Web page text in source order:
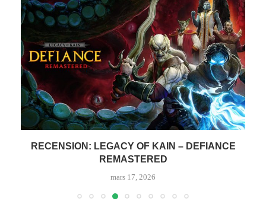
RECENSION: PLANET OF LANA 2 – CHILDREN
OF...
mars 10, 2026